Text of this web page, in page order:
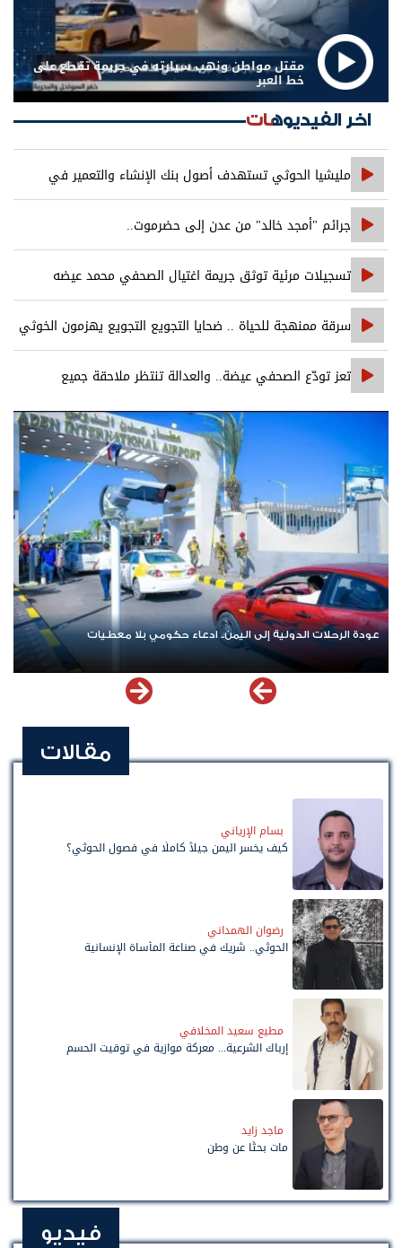
مقتل مواطن ونهب سيارته في جريمة تقطع على
خط العبر
اخر الفيديوهات
مليشيا الحوثي تستهدف أصول بنك الإنشاء والتعمير في
صنعاء
جرائم "أمجد خالد" من عدن إلى حضرموت..
تسجيلات مرئية توثق جريمة اغتيال الصحفي محمد عيضه
سرقة ممنهجة للحياة .. ضحايا التجويع التجويع يهزمون الخوثي
تعز تودّع الصحفي عيضة.. والعدالة تنتظر ملاحقة جميع
المتورطين
عودة الرحلات الدولية إلى اليمن.. ادعاء حكومي بلا معطيات
مقالات
بسام الإرياني
كيف يخسر اليمن جيلاً كاملًا في فصول الحوثي؟
رضوان الهمداني
الحوثي.. شريك في صناعة المأساة الإنسانية
مطيع سعيد المخلافي
إرباك الشرعية... معركة موازية في توقيت الحسم
ماجد زايد
مات بحثًا عن وطن
فيديو